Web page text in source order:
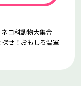
ネコ科動物大集合
探せ！おもしろ温室